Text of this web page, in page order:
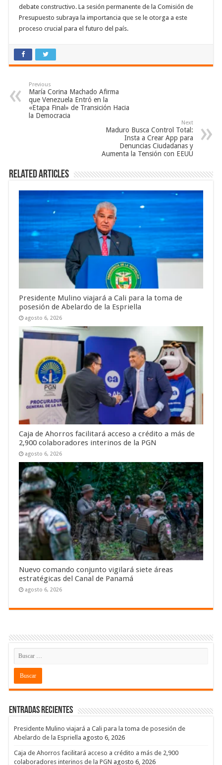
debate constructivo. La sesión permanente de la Comisión de
Presupuesto subraya la importancia que se le otorga a este
proceso crucial para el futuro del país.
Previous
María Corina Machado Afirma
que Venezuela Entró en la
«Etapa Final» de Transición Hacia
la Democracia
Next
Maduro Busca Control Total:
Insta a Crear App para
Denuncias Ciudadanas y
Aumenta la Tensión con EEUU
Related Articles
Presidente Mulino viajará a Cali para la toma de
posesión de Abelardo de la Espriella
agosto 6, 2026
Caja de Ahorros facilitará acceso a crédito a más de
2,900 colaboradores interinos de la PGN
agosto 6, 2026
Nuevo comando conjunto vigilará siete áreas
estratégicas del Canal de Panamá
agosto 6, 2026
Entradas recientes
Presidente Mulino viajará a Cali para la toma de posesión de
Abelardo de la Espriella agosto 6, 2026
Caja de Ahorros facilitará acceso a crédito a más de 2,900
colaboradores interinos de la PGN agosto 6, 2026